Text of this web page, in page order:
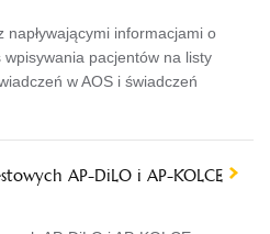
informacjami o
wpisywania pacjentów na listy
w AOS i świadczeń
AP-DiLO i AP-KOLCE